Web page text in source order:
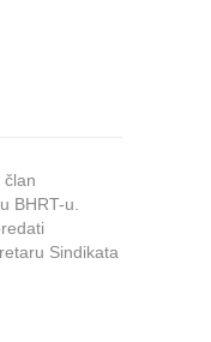
član
BHRT-u.
Sindikata